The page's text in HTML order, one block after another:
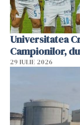
Universitatea
Campionilor,
29 IULIE 2026